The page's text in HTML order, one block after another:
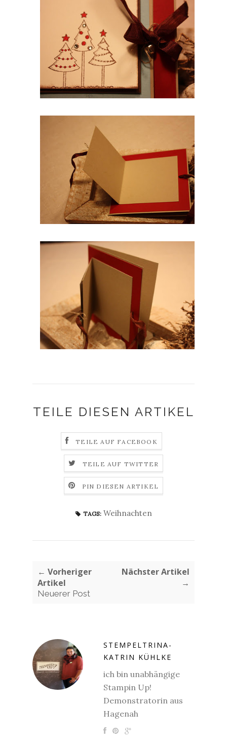
TEILE DIESEN ARTIKEL
TEILE AUF FACEBOOK
TEILE AUF TWITTER
PIN DIESEN ARTIKEL
TAGS: Weihnachten
← Vorheriger
Artikel
Neuerer Post
Nächster Artikel
→
STEMPELTRINA-
KATRIN KÜHLKE
ich bin unabhängige
Stampin Up!
Demonstratorin aus
Hagenah